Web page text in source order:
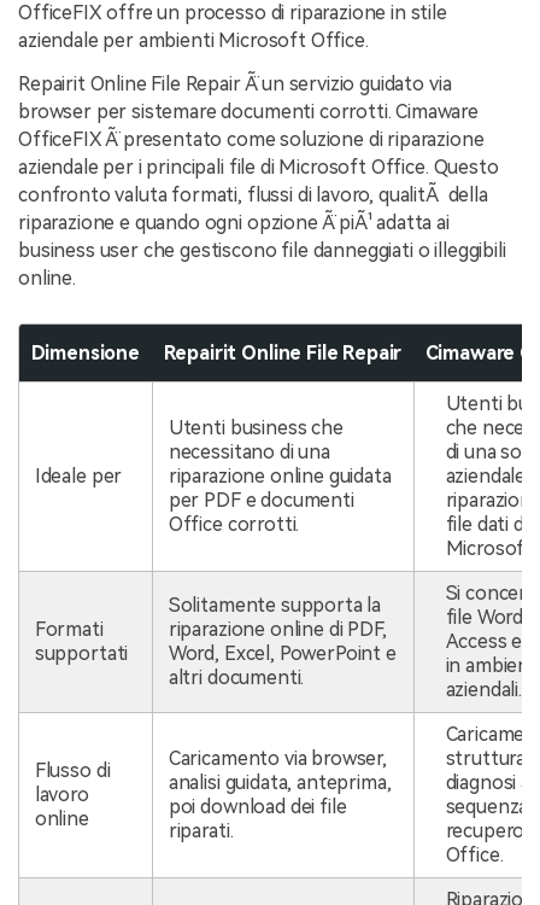
OfficeFIX offre un processo di riparazione in stile
aziendale per ambienti Microsoft Office.
Repairit Online File Repair Ã¨ un servizio guidato via
browser per sistemare documenti corrotti. Cimaware
OfficeFIX Ã¨ presentato come soluzione di riparazione
aziendale per i principali file di Microsoft Office. Questo
confronto valuta formati, flussi di lavoro, qualitÃ della
riparazione e quando ogni opzione Ã¨ piÃ¹ adatta ai
business user che gestiscono file danneggiati o illeggibili
online.
Dimensione Repairit Online File Repair Cimaware
Ideale per
Utenti business che
necessitano di una
riparazione online guidata
per PDF e documenti
Office corrotti.
Utenti
che
di una
aziendale
file dati di
Microsoft
Formati
supportati
Solitamente supporta la
riparazione online di PDF,
Word, Excel, PowerPoint e
altri documenti.
Si
file Word,
Access e
in ambienti
aziendali.
Flusso di
lavoro
online
Caricamento via browser,
analisi guidata, anteprima,
poi download dei file
riparati.
diagnosi
sequenza
recupero
Office.